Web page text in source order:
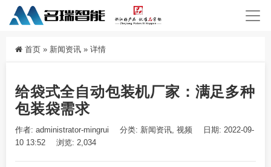
首页 » 新闻资讯 » 详情
给袋式全自动包装机厂家：满足多种
包装袋需求
作者: administrator-mingrui 分类: 新闻资讯, 视频
日期: 2022-09-
10 13:52
浏览: 2,034